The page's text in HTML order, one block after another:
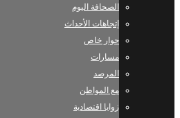
الصحافة اليوم
إتجاهات الأحداث
حوار خاص
مسارات
المرصد
مع المواطن
زوايا اقتصادية